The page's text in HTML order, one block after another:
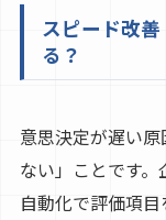
スピード改
る？
意思決定が遅い
ない」ことです。
自動化で評価項